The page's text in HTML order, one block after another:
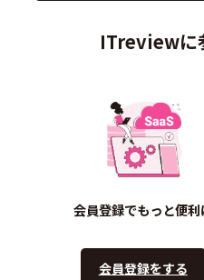
ITreviewに
会員登録でもっと便利
会員登録をする